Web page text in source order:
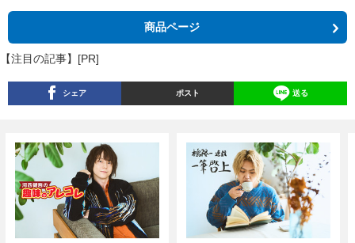
商品ページ
【注目の記事】[PR]
シェア ポスト 送る